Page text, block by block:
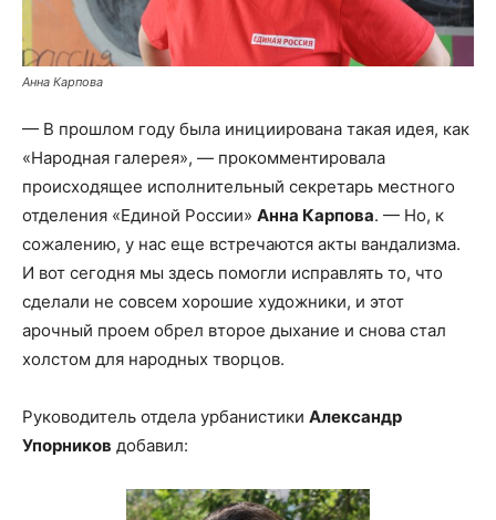
Анна Карпова
— В прошлом году была инициирована такая идея, как
«Народная галерея», — прокомментировала
происходящее исполнительный секретарь местного
отделения «Единой России» Анна Карпова. — Но, к
сожалению, у нас еще встречаются акты вандализма.
И вот сегодня мы здесь помогли исправлять то, что
сделали не совсем хорошие художники, и этот
арочный проем обрел второе дыхание и снова стал
холстом для народных творцов.
Руководитель отдела урбанистики Александр
Упорников добавил: